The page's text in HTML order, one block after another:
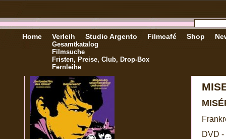
Home Verleih
Gesamtkatalog
Filmsuche
Fristen, Preise, Club, Drop-Box
Fernleihe
Studio Argento Filmcafé Shop
DVD -